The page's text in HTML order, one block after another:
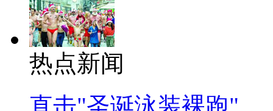
热点新闻
直击"圣诞泳装裸跑"